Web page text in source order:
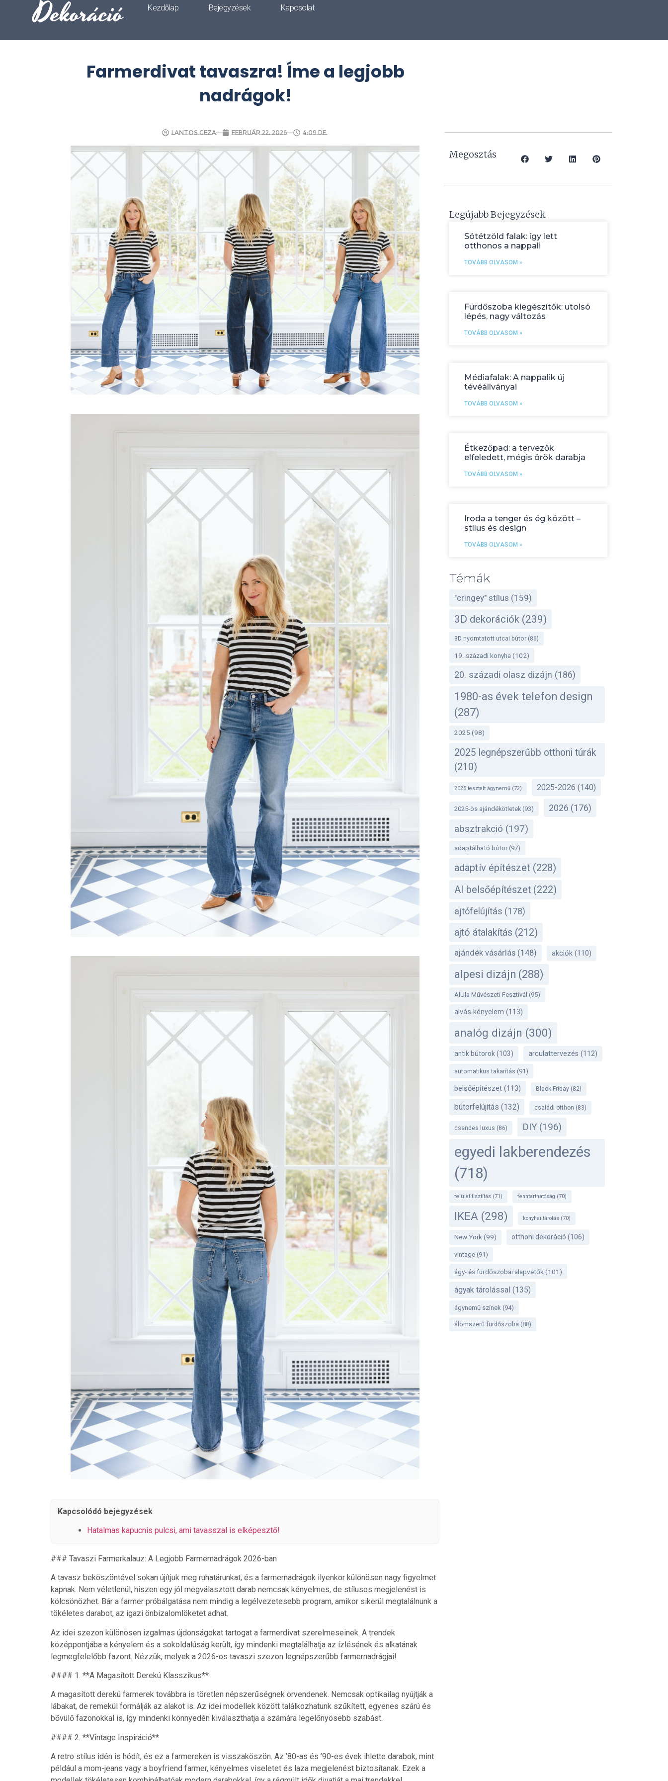
Dekoráció Kezdőlap Bejegyzések Kapcsolat
Farmerdivat tavaszra! Íme a legjobb
nadrágok!
Lantos Geza február 22, 2026 4:09 de.
Kapcsolódó bejegyzések
Hatalmas kapucnis pulcsi, ami tavasszal is elképesztő!
### Tavaszi Farmerkalauz: A Legjobb Farmernadrágok 2026-ban
A tavasz beköszöntével sokan újítjuk meg ruhatárunkat, és a farmernadrágok ilyenkor különösen nagy figyelmet
kapnak. Nem véletlenül, hiszen egy jól megválasztott darab nemcsak kényelmes, de stílusos megjelenést is
kölcsönözhet. Bár a farmer próbálgatása nem mindig a legélvezetesebb program, amikor sikerül megtalálnunk a
tökéletes darabot, az igazi önbizalomlöketet adhat.
Az idei szezon különösen izgalmas újdonságokat tartogat a farmerdivat szerelmeseinek. A trendek
középpontjába a kényelem és a sokoldalúság került, így mindenki megtalálhatja az ízlésének és alkatának
legmegfelelőbb fazont. Nézzük, melyek a 2026-os tavaszi szezon legnépszerűbb farmernadrágjai!
#### 1. **A Magasított Derekú Klasszikus**
A magasított derekú farmerek továbbra is töretlen népszerűségnek örvendenek. Nemcsak optikailag nyújtják a
lábakat, de remekül formálják az alakot is. Az idei modellek között találkozhatunk szűkített, egyenes szárú és
bővülő fazonokkal is, így mindenki könnyedén kiválaszthatja a számára legelőnyösebb szabást.
#### 2. **Vintage Inspiráció**
A retro stílus idén is hódít, és ez a farmereken is visszaköszön. Az ’80-as és ’90-es évek ihlette darabok, mint
például a mom-jeans vagy a boyfriend farmer, kényelmes viseletet és laza megjelenést biztosítanak. Ezek a
Megosztás
Legújabb Bejegyzések
Sötétzöld falak: így lett
otthonos a nappali
TOVÁBB OLVASOM »
Fürdőszoba kiegészítők: utolsó
lépés, nagy változás
TOVÁBB OLVASOM »
Médiafalak: A nappalik új
tévéállványai
TOVÁBB OLVASOM »
Étkezőpad: a tervezők
elfeledett, mégis örök darabja
TOVÁBB OLVASOM »
Iroda a tenger és ég között –
stílus és design
TOVÁBB OLVASOM »
Témák
"cringey" stílus (159)
3D dekorációk(239)
3D nyomtatott utcai bútor(86)
19. századi konyha (102)
20. századi olasz dizájn (186)
1980-as évek telefon design
(287)
2025 (98)
2025 legnépszerűbb otthoni túrák
(210)
2025 tesztelt ágynemű(72) 2025-2026 (140)
2025-ös ajándékötletek(93) 2026 (176)
absztrakció (197)
adaptálható bútor(97)
adaptív építészet (228)
AI belsőépítészet(222)
ajtófelújítás (178)
ajtó átalakítás (212)
ajándék vásárlás(148) akciók(110)
alpesi dizájn (288)
AlUla Művészeti Fesztivál (95)
alvás kényelem (113)
analóg dizájn (300)
antik bútorok (103) arculattervezés (112)
automatikus takarítás (91)
belsőépítészet(113) Black Friday(82)
bútorfelújítás (132) családi otthon (83)
csendes luxus (86) DIY(196)
egyedi lakberendezés
(718)
felület tisztítás(71) fenntarthatóság (70)
IKEA (298) konyhai tárolás(70)
New York(99) otthoni dekoráció (106)
vintage(91)
ágy- és fürdőszobai alapvetők (101)
ágyak tárolással (135)
ágynemű színek(94)
álomszerű fürdőszoba (88)